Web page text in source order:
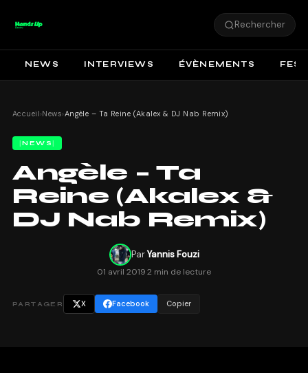
Rechercher
NEWS INTERVIEWS ÉVÈNEMENTS
Accueil›News›Angèle – Ta Reine (Akalex & DJ Nab Remix)
NEWS
Angèle – Ta
Reine (Akalex &
DJ Nab Remix)
ParYannis Fouzi
01 avril 20192 min de lecture
PARTAGER X Facebook Copier